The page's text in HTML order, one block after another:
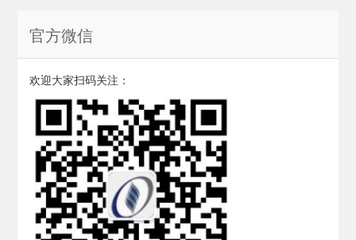
官方微信
欢迎大家扫码关注：